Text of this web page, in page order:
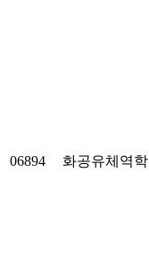
06894 화공유체역학